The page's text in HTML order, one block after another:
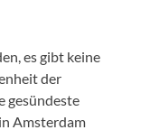
es gibt keine
der
gesündeste
Amsterdam